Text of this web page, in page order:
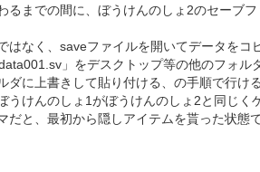
るまでの間に、ぼうけんのしょ2のセーブ
はなく、saveファイルを開いてデータを
」をデスクトップ等の他のフォ
ダに上書きして貼り付ける、の手順で行ける
うけんのしょ1がぼうけんのしょ2と同じく
だと、最初から隠しアイテムを貰った状態